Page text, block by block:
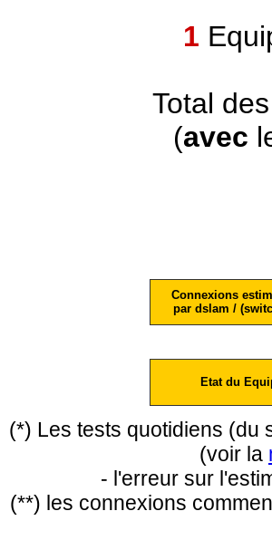
1
Total
(avec
Connexions
par dslam /
Etat du
(*) Les tests quotidiens (du
(voir la
- l'erreur sur
(**) les connexions